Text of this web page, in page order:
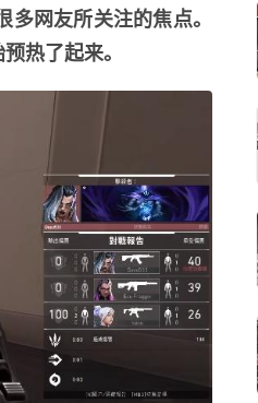
多网友所关注的焦点。
热了起来。